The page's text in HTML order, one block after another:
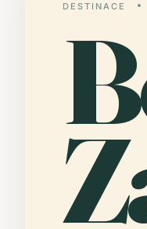
DESTINACE